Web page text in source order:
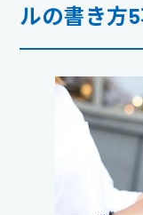
ルの書き方